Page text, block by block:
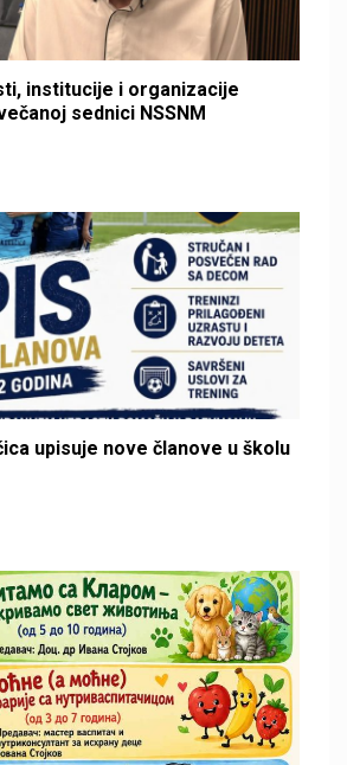
institucije i organizacije
sednici NSSNM
upisuje nove članove u školu